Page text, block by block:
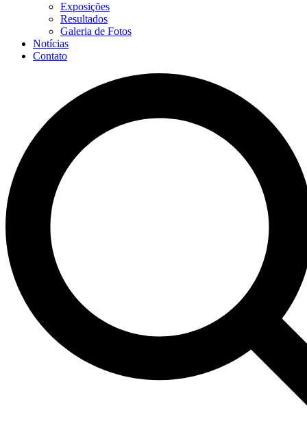
Exposições
Resultados
Galeria de Fotos
Notícias
Contato